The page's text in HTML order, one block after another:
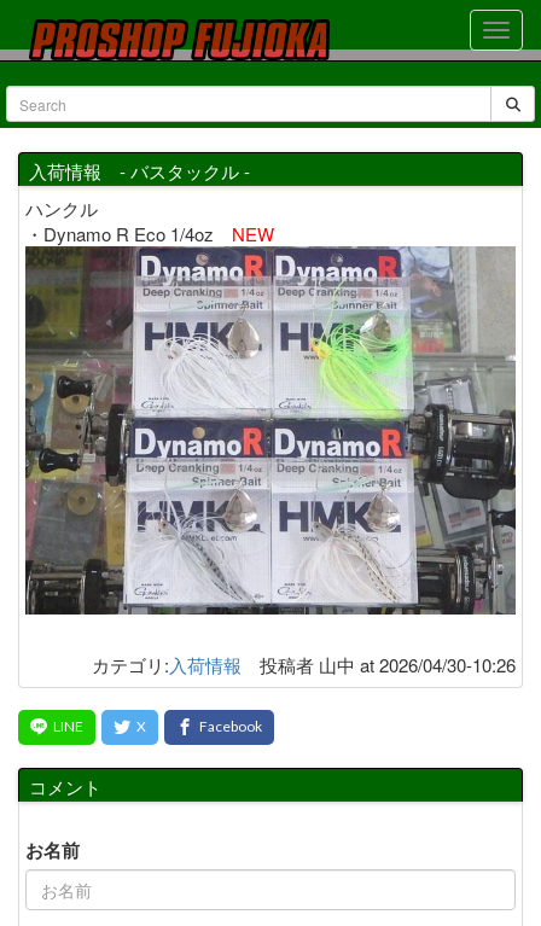
入荷情報 - バスタックル -
ハンクル
・Dynamo R Eco 1/4oz NEW
カテゴリ:入荷情報 投稿者 山中 at 2026/04/30-10:26
コメント
お名前